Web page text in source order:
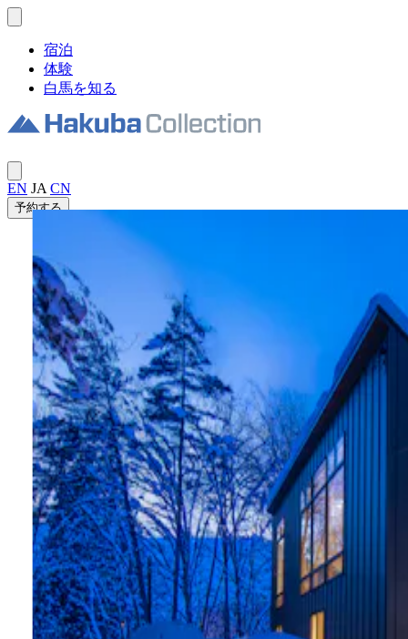
宿泊
体験
白馬を知る
EN JA CN
予約する